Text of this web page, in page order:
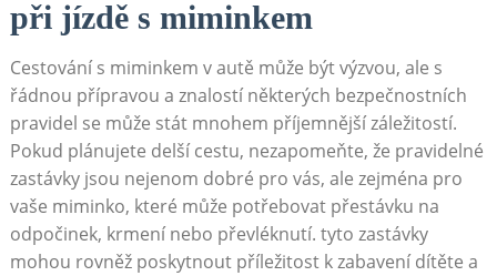
při jízdě s miminkem
Cestování s miminkem v autě může být výzvou, ale s
řádnou přípravou a znalostí některých bezpečnostních
pravidel se může stát mnohem příjemnější záležitostí.
Pokud plánujete delší cestu, nezapomeňte, že pravidelné
zastávky jsou nejenom dobré pro vás, ale zejména pro
vaše miminko, které může potřebovat přestávku na
odpočinek, krmení nebo převléknutí. tyto zastávky
mohou rovněž poskytnout příležitost k zabavení dítěte a